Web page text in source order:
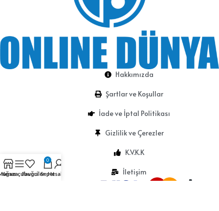
Hakkımızda
Şartlar ve Koşullar
İade ve İptal Politikası
Gizlilik ve Çerezler
K.V.K.K
İletişim
Kenar çubuğu
Favoriler
0
SepetHesabım